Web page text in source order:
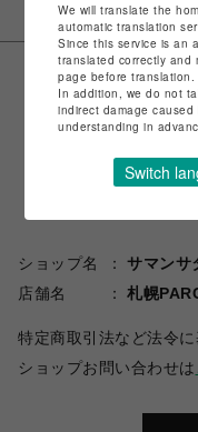
ショップ名
サマンサ
店舗名
札幌
特定商取引法など法令
ショップお問い合わせは
We will translate the
automatic translation
Since this service is an
translated correctly and
page before translation.
In addition, we do not
indirect damage
understanding in
Switch